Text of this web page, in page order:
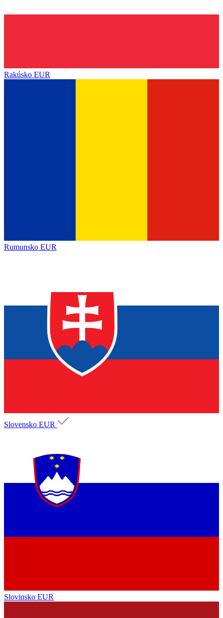
Rakúsko EUR
Rumunsko EUR
Slovensko EUR
Slovinsko EUR